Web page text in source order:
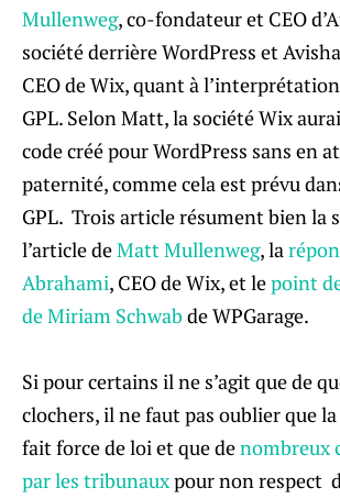
Mullenweg, co-fondateur et CEO
société derrière WordPress et
CEO de Wix, quant à
GPL. Selon Matt, la société Wix
code créé pour WordPress sans en
paternité, comme cela est prévu
GPL. Trois article résument bien la
l’article deMatt Mullenweg, la
Abrahami, CEO de Wix, et lepoint
de Miriam Schwab de WPGarage.
Si pour certains il ne s’agit que de
clochers, il ne faut pas oublier que
fait force de loi et que denombreux
par les tribunauxpour non respect